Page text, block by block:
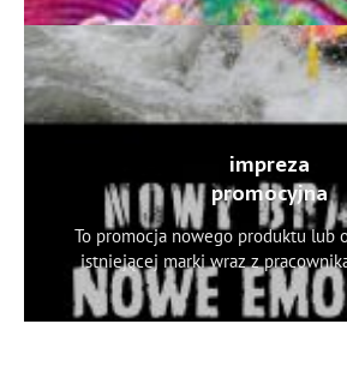
impreza
promocyjna
To promocja nowego produktu lub
istniejącej marki wraz z